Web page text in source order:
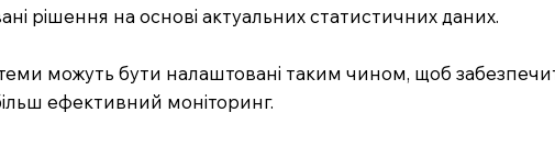
рішення на основі актуальних статистичних даних.
можуть бути налаштовані таким чином, щоб
ефективний моніторинг.